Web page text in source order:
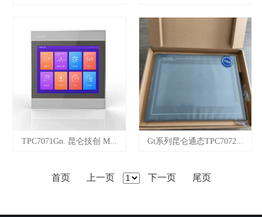
TPC7071Gn. 昆仑技创 M... Gt系列昆仑通态TPC7072...
首页 上一页 下一页 尾页